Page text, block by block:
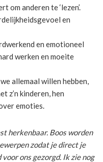
om anderen te ‘lezen’.
en
en emotioneel
werken en moeite
allemaal willen hebben,
z’n kinderen, hen
emoties.
herkenbaar. Boos worden
zodat je direct je
ons gezorgd. Ik zie nog